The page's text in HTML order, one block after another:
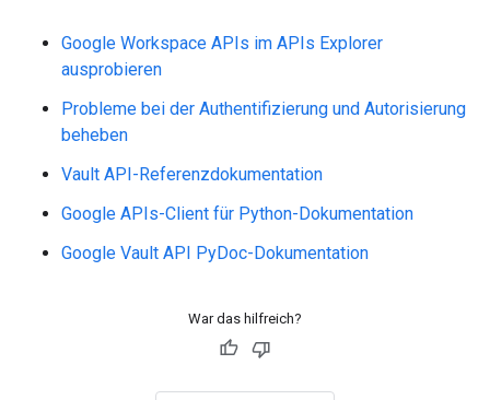
Google Workspace APIs im APIs Explorer
ausprobieren
Probleme bei der Authentifizierung und Autorisierung
beheben
Vault API-Referenzdokumentation
Google APIs-Client für Python-Dokumentation
Google Vault API PyDoc-Dokumentation
War das hilfreich?